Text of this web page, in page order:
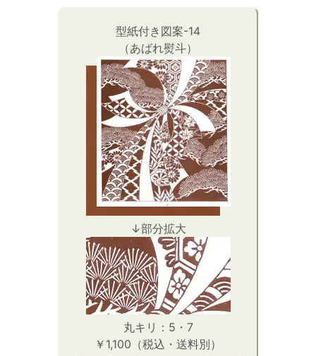
型紙付き図案-14
（あばれ熨斗）
↓部分拡大
丸キリ：5・7
￥1,100（税込・送料別）